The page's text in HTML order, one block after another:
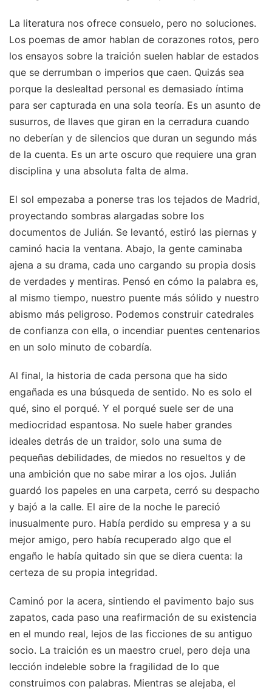
La literatura nos ofrece consuelo, pero no soluciones.
Los poemas de amor hablan de corazones rotos, pero
los ensayos sobre la traición suelen hablar de estados
que se derrumban o imperios que caen. Quizás sea
porque la deslealtad personal es demasiado íntima
para ser capturada en una sola teoría. Es un asunto de
susurros, de llaves que giran en la cerradura cuando
no deberían y de silencios que duran un segundo más
de la cuenta. Es un arte oscuro que requiere una gran
disciplina y una absoluta falta de alma.
El sol empezaba a ponerse tras los tejados de Madrid,
proyectando sombras alargadas sobre los
documentos de Julián. Se levantó, estiró las piernas y
caminó hacia la ventana. Abajo, la gente caminaba
ajena a su drama, cada uno cargando su propia dosis
de verdades y mentiras. Pensó en cómo la palabra es,
al mismo tiempo, nuestro puente más sólido y nuestro
abismo más peligroso. Podemos construir catedrales
de confianza con ella, o incendiar puentes centenarios
en un solo minuto de cobardía.
Al final, la historia de cada persona que ha sido
engañada es una búsqueda de sentido. No es solo el
qué, sino el porqué. Y el porqué suele ser de una
mediocridad espantosa. No suele haber grandes
ideales detrás de un traidor, solo una suma de
pequeñas debilidades, de miedos no resueltos y de
una ambición que no sabe mirar a los ojos. Julián
guardó los papeles en una carpeta, cerró su despacho
y bajó a la calle. El aire de la noche le pareció
inusualmente puro. Había perdido su empresa y a su
mejor amigo, pero había recuperado algo que el
engaño le había quitado sin que se diera cuenta: la
certeza de su propia integridad.
Caminó por la acera, sintiendo el pavimento bajo sus
zapatos, cada paso una reafirmación de su existencia
en el mundo real, lejos de las ficciones de su antiguo
socio. La traición es un maestro cruel, pero deja una
lección indeleble sobre la fragilidad de lo que
construimos con palabras. Mientras se alejaba, el